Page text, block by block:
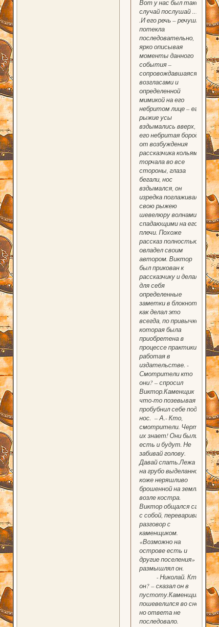
Вот у нас был такой
случай послушай …
.И его речь – речушка
потекла
последовательно,
ярко описывая
моменты данного
события –
сопровождавшаяся
возгласами и
определенной
мимикой на его
небритом лице – его
рыжие усы
вздымались вверх, а
его небритая борода
от возбуждения
рассказчика кольями
торчала во все
стороны, глаза
бегали, нос
вздымался, он
изредка поглаживал
свою рыжею
шевелюру волнами
спадающими на его
плечи. Похоже
рассказ полностью
овладел своим
автором. Виктор
был прикован к
рассказчику и делал
для себя
определенные
заметки в блокноте
как делал это
всегда, по привычке
которая была
приобретена в
процессе практики
работая в
издательстве. -
Смотрители кто
они? – спросил
Виктор.Каменщик
что-то позевывая
пробубнил себе под
нос. – А.- Кто,
смотрители. Черт
их знает! Они были,
есть и будут. Не
забивай голову.
Давай спать.Лежа
на грубо выделанной
коже неряшливо
брошенной на землю
возле костра.
Виктор общался сам
с собой, переваривая
разговор с
каменщиком.
«Возможно на
острове есть и
другие поселения» -
размышлял он.
- Николай. Кто
он? – сказал он в
пустоту.Каменщик
пошевелился во сне,
но ответа не
последовало.